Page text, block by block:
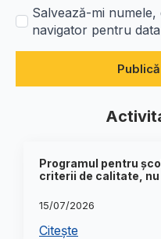
Salvează-mi
navigator pentru
Programul pentru
criterii de calitate, nu
15/07/2026
Citește